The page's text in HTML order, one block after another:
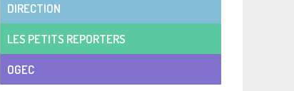
DIRECTION
LES PETITS REPORTERS
OGEC